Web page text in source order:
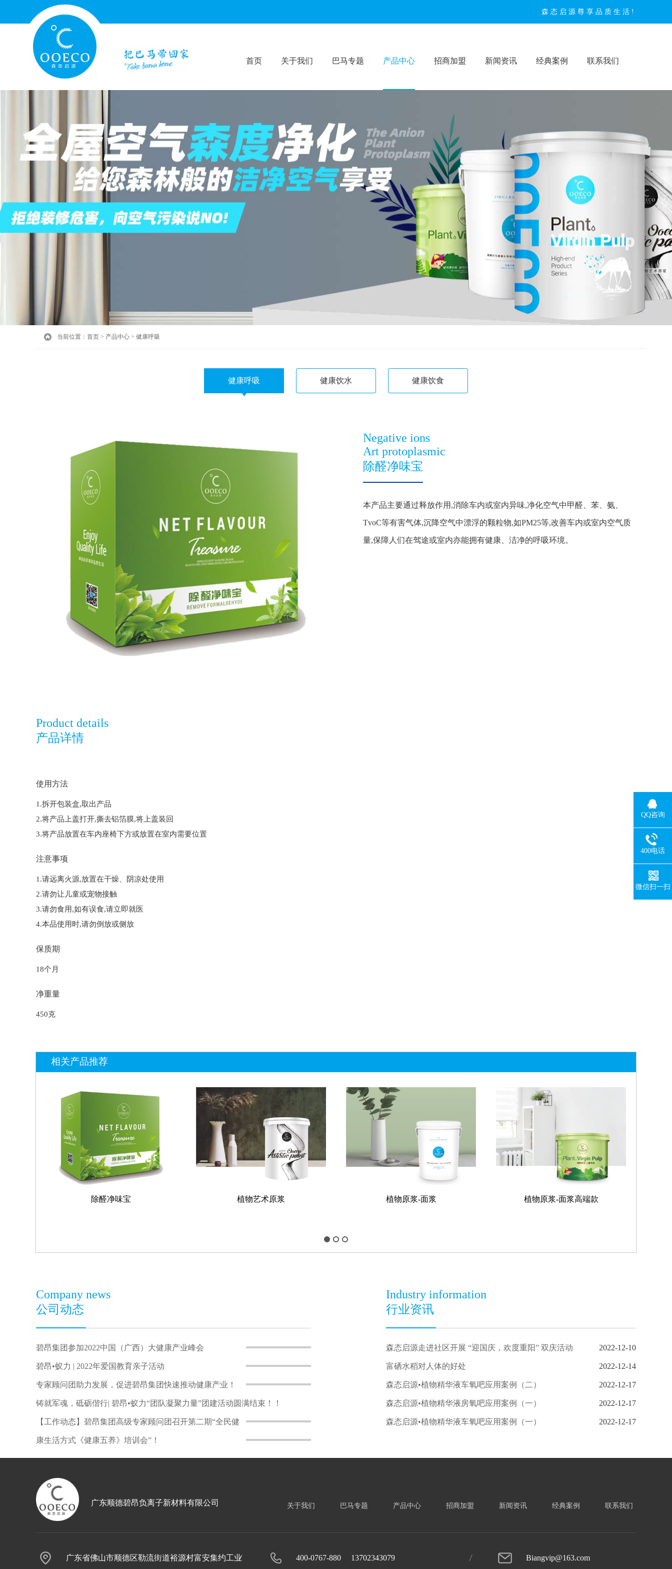
森态启源尊享品质生活!
首页 关于我们 巴马专题 产品中心 招商加盟 新闻资讯 经典案例 联系我们
当前位置： 首页 > 产品中心 > 健康呼吸
健康呼吸 健康饮水 健康饮食
Negative ions
Art protoplasmic
除醛净味宝
本产品主要通过释放作用,消除车内或室内异味,净化空气中甲醛、苯、氨、
TvoC等有害气体,沉降空气中漂浮的颗粒物,如PM25等,改善车内或室内空气质
量,保障人们在驾途或室内亦能拥有健康、洁净的呼吸环境。
Product details
产品详情
使用方法
1.拆开包装盒,取出产品
2.将产品上盖打开,撕去铝箔膜,将上盖装回
3.将产品放置在车内座椅下方或放置在室内需要位置
注意事项
1.请远离火源,放置在干燥、阴凉处使用
2.请勿让儿童或宠物接触
3.请勿食用,如有误食,请立即就医
4.本品使用时,请勿倒放或侧放
保质期
18个月
净重量
450克
相关产品推荐
除醛净味宝 植物艺术原浆 植物原浆-面浆 植物原浆-面浆高端款
Company news
公司动态
碧昂集团参加2022中国（广西）大健康产业峰会
碧昂•蚁力 | 2022年爱国教育亲子活动
专家顾问团助力发展，促进碧昂集团快速推动健康产业！
铸就军魂，砥砺偕行| 碧昂•蚁力“团队凝聚力量”团建活动圆满结束！！
【工作动态】碧昂集团高级专家顾问团召开第二期“全民健
康生活方式《健康五养》培训会”！
Industry information
行业资讯
森态启源走进社区开展 “迎国庆，欢度重阳” 双庆活动 2022-12-10
富硒水稻对人体的好处 2022-12-14
森态启源•植物精华液车氧吧应用案例（二） 2022-12-17
森态启源•植物精华液房氧吧应用案例（一） 2022-12-17
森态启源•植物精华液车氧吧应用案例（一） 2022-12-17
关于我们 巴马专题 产品中心 招商加盟 新闻资讯 经典案例 联系我们
广东省佛山市顺德区勒流街道裕源村富安集约工业 400-0767-880 13702343079 Biangvip@163.com
广东顺德碧昂负离子新材料有限公司
QQ咨询
400电话
微信扫一扫